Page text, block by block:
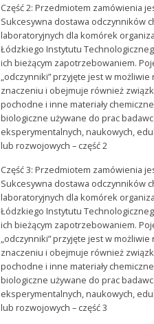
Część 2: Przedmiotem zamówienia
Sukcesywna dostawa odczynników
laboratoryjnych dla komórek
Łódzkiego Instytutu
ich bieżącym zapotrzebowaniem.
„odczynniki” przyjęte jest w
znaczeniu i obejmuje również
pochodne i inne materiały
biologiczne używane do prac
eksperymentalnych, naukowych,
lub rozwojowych – część 2
Część 3: Przedmiotem zamówienia
Sukcesywna dostawa odczynników
laboratoryjnych dla komórek
Łódzkiego Instytutu
ich bieżącym zapotrzebowaniem.
„odczynniki” przyjęte jest w
znaczeniu i obejmuje również
pochodne i inne materiały
biologiczne używane do prac
eksperymentalnych, naukowych,
lub rozwojowych – część 3